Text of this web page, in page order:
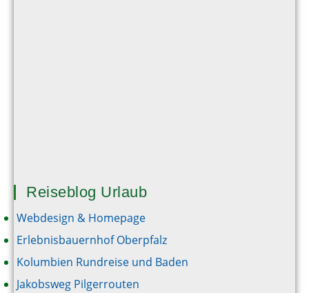
Reiseblog Urlaub
Webdesign & Homepage
Erlebnisbauernhof Oberpfalz
Kolumbien Rundreise und Baden
Jakobsweg Pilgerrouten